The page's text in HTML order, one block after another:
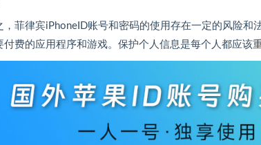
，菲律宾iPhoneID账号和密码的使用存在一定的风险和
付费的应用程序和游戏。保护个人信息是每个人都应该